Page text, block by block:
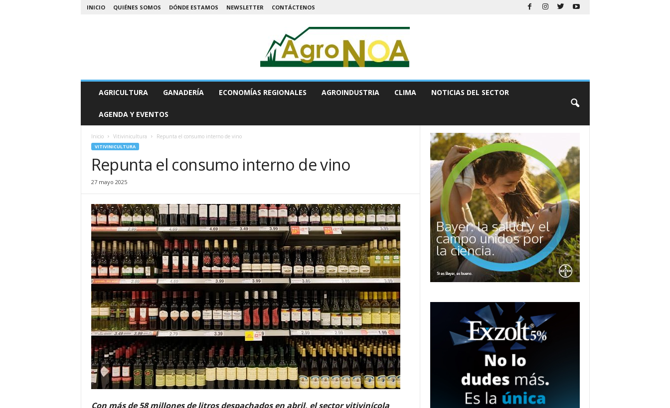
INICIO QUIÉNES SOMOS DÓNDE ESTAMOS NEWSLETTER CONTÁCTENOS
N
AGRICULTURA GANADERÍA ECONOMÍAS REGIONALES AGROINDUSTRIA CLIMA NOTICIAS DEL SECTOR
AGENDA Y EVENTOS
Inicio Vitivinicultura Repunta el consumo interno de vino
VITIVINICULTURA
Repunta el consumo interno de vino
27 mayo 2025
Con más de 58 millones de litros despachados en abril, el sector vitivinícola